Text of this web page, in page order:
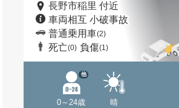
長野市稲里 付近
車両相互 小破事故
普通乗用車(2)
死亡(0) 負傷(1)
0～24歳
他
晴